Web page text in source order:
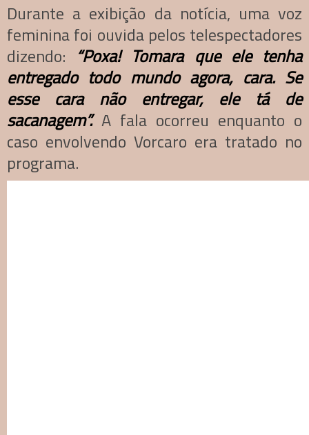
Durante a exibição da notícia, uma voz
feminina foi ouvida pelos telespectadores
dizendo: “Poxa! Tomara que ele tenha
entregado todo mundo agora, cara. Se
esse cara não entregar, ele tá de
sacanagem”.A fala ocorreu enquanto o
caso envolvendo Vorcaro era tratado no
programa.